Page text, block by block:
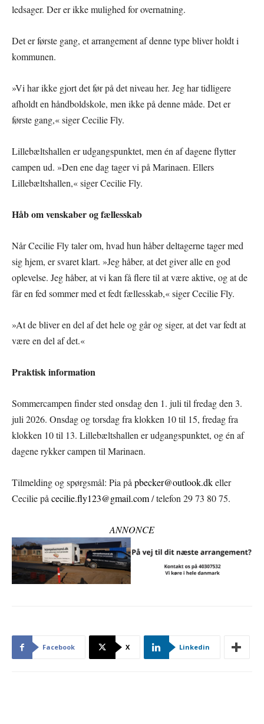
ledsager. Der er ikke mulighed for overnatning.
Det er første gang, et arrangement af denne type bliver holdt i
kommunen.
»Vi har ikke gjort det før på det niveau her. Jeg har tidligere
afholdt en håndboldskole, men ikke på denne måde. Det er
første gang,« siger Cecilie Fly.
Lillebæltshallen er udgangspunktet, men én af dagene flytter
campen ud. »Den ene dag tager vi på Marinaen. Ellers
Lillebæltshallen,« siger Cecilie Fly.
Håb om venskaber og fællesskab
Når Cecilie Fly taler om, hvad hun håber deltagerne tager med
sig hjem, er svaret klart. »Jeg håber, at det giver alle en god
oplevelse. Jeg håber, at vi kan få flere til at være aktive, og at de
får en fed sommer med et fedt fællesskab,« siger Cecilie Fly.
»At de bliver en del af det hele og går og siger, at det var fedt at
være en del af det.«
Praktisk information
Sommercampen finder sted onsdag den 1. juli til fredag den 3.
juli 2026. Onsdag og torsdag fra klokken 10 til 15, fredag fra
klokken 10 til 13. Lillebæltshallen er udgangspunktet, og én af
dagene rykker campen til Marinaen.
Tilmelding og spørgsmål: Pia påpbecker@outlook.dkeller
Cecilie påcecilie.fly123@gmail.com/ telefon 29 73 80 75.
ANNONCE
Facebook X Linkedin